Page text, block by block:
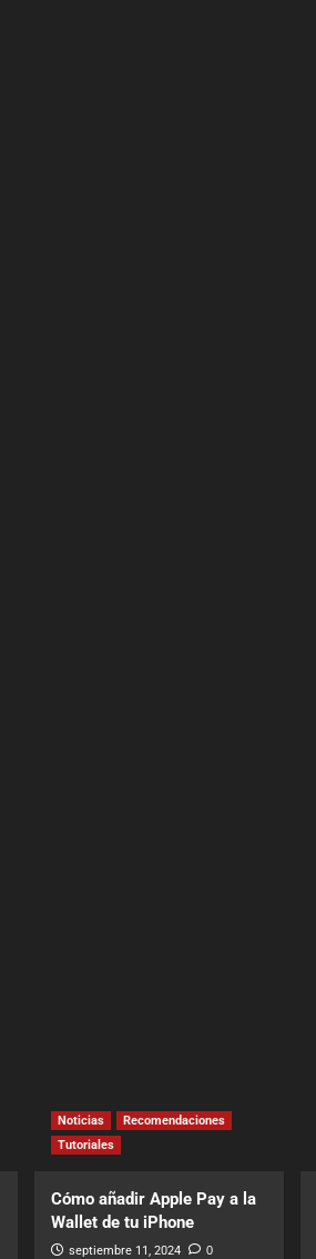
Noticias
Recomendaciones
Tutoriales
Cómo añadir Apple Pay a la
Wallet de tu iPhone
septiembre 11, 2024 0